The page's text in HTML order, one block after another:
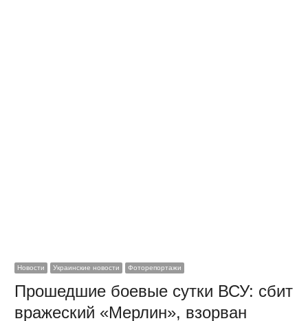
Новости Украинские новости Фоторепортажи
Прошедшие боевые сутки ВСУ: сбит
вражеский «Мерлин», взорван